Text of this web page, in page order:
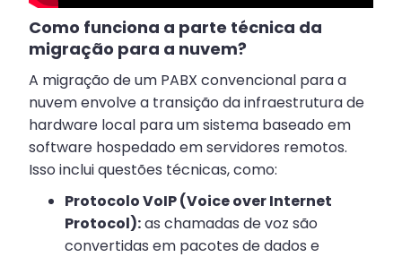
Como funciona a parte técnica da
migração para a nuvem?
A migração de um PABX convencional para a
nuvem envolve a transição da infraestrutura de
hardware local para um sistema baseado em
software hospedado em servidores remotos.
Isso inclui questões técnicas, como:
Protocolo VoIP (Voice over Internet
Protocol):as chamadas de voz são
convertidas em pacotes de dados e